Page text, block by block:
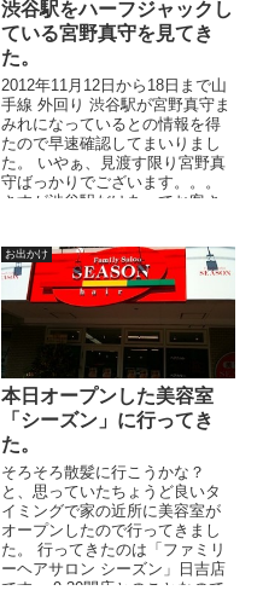
渋谷駅をハーフジャックし
ている宮野真守を見てき
た。
2012年11月12日から18日まで山
手線 外回り 渋谷駅が宮野真守ま
みれになっているとの情報を得
たので早速確認してまいりまし
た。 いやぁ、見渡す限り宮野真
守ばっかりでございます。。。
さすが渋谷駅だけあってお客さ
お出かけ
本日オープンした美容室
「シーズン」に行ってき
た。
そろそろ散髪に行こうかな？
と、思っていたちょうど良いタ
イミングで家の近所に美容室が
オープンしたので行ってきまし
た。 行ってきたのは「ファミリ
ーヘアサロン シーズン」日吉店
です。 9:30開店とのことなので